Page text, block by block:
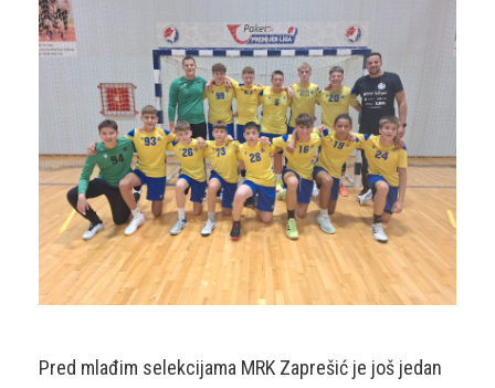
Pred mlađim selekcijama MRK Zaprešić je još jedan